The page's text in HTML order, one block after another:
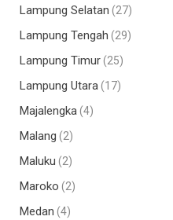
Lampung Selatan (27)
Lampung Tengah (29)
Lampung Timur(25)
Lampung Utara(17)
Majalengka(4)
Malang (2)
Maluku (2)
Maroko (2)
Medan (4)